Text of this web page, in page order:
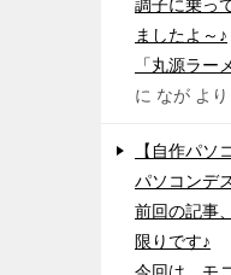
調子に乗っ
ましたよ～♪
「丸源ラー
に なが より
【自作パソ
パソコンデ
前回の記事
限りです♪